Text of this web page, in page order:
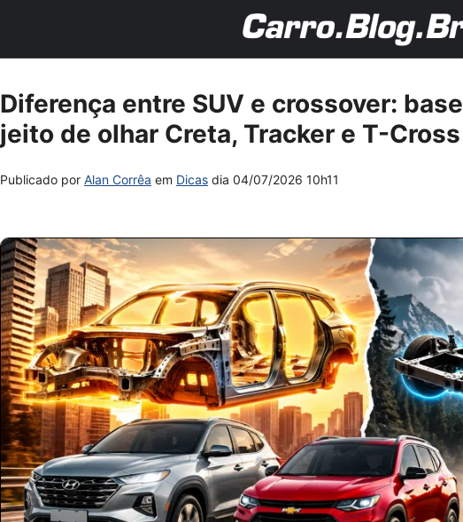
Diferença entre SUV e crossover:
jeito de olhar Creta, Tracker e T-Cross
Publicado por Alan Corrêa em Dicas dia 04/07/2026 10h11